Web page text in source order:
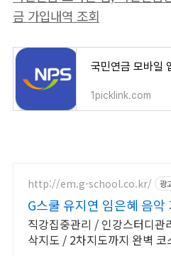
금 가입내역 조회
1picklink.com
http://em.g-school.co.kr/ 광
G스쿨 유지연 임은혜 음악
많은 합격자들의 추천
직강집중관리 / 인강스터디관
삭지도 / 2차지도까지 완벽 코